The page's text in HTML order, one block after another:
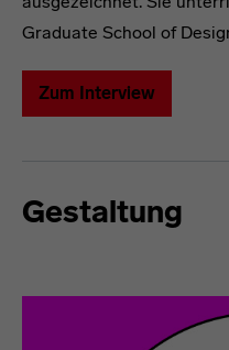
Graduate School of
Zum Interview
Gestaltung